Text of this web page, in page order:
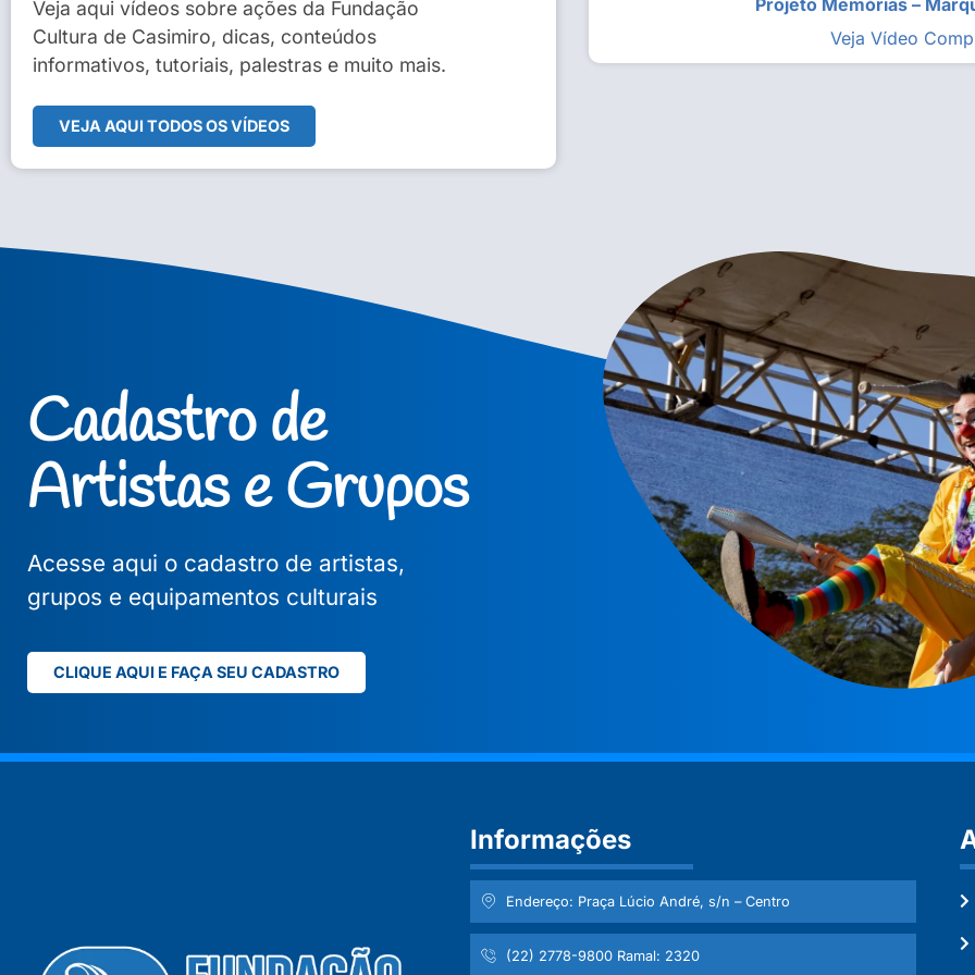
Veja aqui vídeos sobre ações da Fundação
Cultura de Casimiro, dicas, conteúdos
informativos, tutoriais, palestras e muito mais.
VEJA AQUI TODOS OS VÍDEOS
Sidney Macedo de Oliveira
Veja Vídeo Completo
Projeto Memórias –
Veja Vídeo
Cadastro de
Artistas e Grupos
Acesse aqui o cadastro de artistas,
grupos e equipamentos culturais
CLIQUE AQUI E FAÇA SEU CADASTRO
Informações
Endereço: Praça Lúcio André, s/n – Centro
(22) 2778-9800 Ramal: 2320